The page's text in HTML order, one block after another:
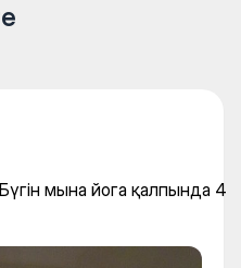
мына йога қалпында 4